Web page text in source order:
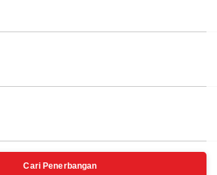
Cari Penerbangan